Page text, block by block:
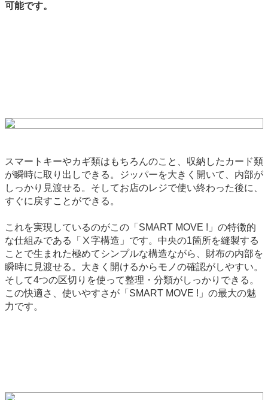
可能です。
スマートキーやカギ類はもちろんのこと、収納したカード類
が瞬時に取り出しできる。ジッパーを大きく開いて、内部が
しっかり見渡せる。そしてお店のレジで使い終わった後に、
すぐに戻すことができる。
これを実現しているのがこの「SMART MOVE !」の特徴的
な仕組みである「Ⅹ字構造」です。中央の1箇所を縫製する
ことで生まれた極めてシンプルな構造ながら、財布の内部を
瞬時に見渡せる。大きく開けるからモノの確認がしやすい。
そして4つの区切りを使って整理・分類がしっかりできる。
この快適さ、使いやすさが「SMART MOVE !」の最大の魅
力です。